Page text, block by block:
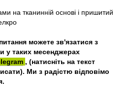
на тканинній основі і пришитий
можете зв'язатися з
у таких месенджерах
, (натисніть на текст
Ми з радістю відповімо